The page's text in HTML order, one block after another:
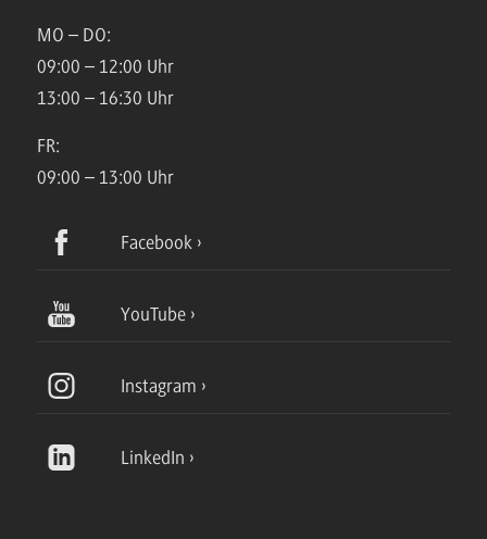
MO – DO:
09:00 – 12:00 Uhr
13:00 – 16:30 Uhr
FR:
09:00 – 13:00 Uhr
Facebook
YouTube
Instagram
LinkedIn